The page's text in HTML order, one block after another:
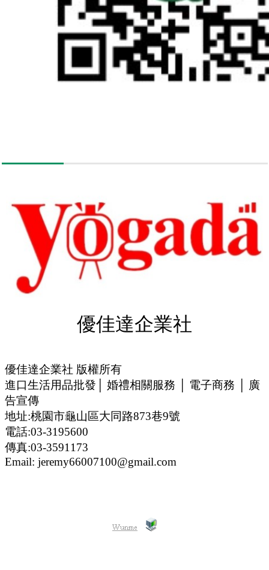
優佳達企業社
優佳達企業社 版權所有
進口生活用品批發│ 婚禮相關服務 │ 電子商務 │ 廣
告宣傳
地址:桃園市龜山區大同路873巷9號
電話:03-3195600
傳真:03-3591173
Email: jeremy66007100@gmail.com